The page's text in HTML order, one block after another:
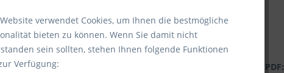
GTIN-/EAN-Nr.:
Katalogseite:
Blätterkatalog:
Katalogseite als PDF:
verwendet Cookies, um Ihnen die bestmögliche
bieten zu können. Wenn Sie damit nicht
sein sollten, stehen Ihnen folgende Funktionen
Verfügung: